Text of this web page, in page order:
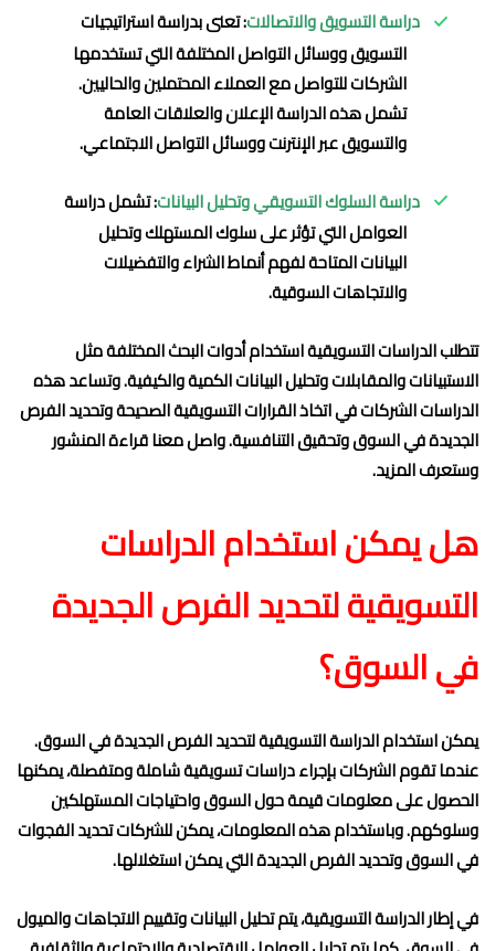
دراسة التسويق والاتصالات: تعنى بدراسة استراتيجيات
التسويق ووسائل التواصل المختلفة التي تستخدمها
الشركات للتواصل مع العملاء المحتملين والحاليين.
تشمل هذه الدراسة الإعلان والعلاقات العامة
والتسويق عبر الإنترنت ووسائل التواصل الاجتماعي.
دراسة السلوك التسويقي وتحليل البيانات: تشمل دراسة
العوامل التي تؤثر على سلوك المستهلك وتحليل
البيانات المتاحة لفهم أنماط الشراء والتفضيلات
والاتجاهات السوقية.
تتطلب الدراسات التسويقية استخدام أدوات البحث المختلفة مثل
الاستبيانات والمقابلات وتحليل البيانات الكمية والكيفية. وتساعد هذه
الدراسات الشركات في اتخاذ القرارات التسويقية الصحيحة وتحديد الفرص
الجديدة في السوق وتحقيق التنافسية. واصل معنا قراءة المنشور
وستعرف المزيد.
هل يمكن استخدام الدراسات
التسويقية لتحديد الفرص الجديدة
في السوق؟
يمكن استخدام الدراسة التسويقية لتحديد الفرص الجديدة في السوق.
عندما تقوم الشركات بإجراء دراسات تسويقية شاملة ومتفصلة، يمكنها
الحصول على معلومات قيمة حول السوق واحتياجات المستهلكين
وسلوكهم. وباستخدام هذه المعلومات، يمكن للشركات تحديد الفجوات
في السوق وتحديد الفرص الجديدة التي يمكن استغلالها.
في إطار الدراسة التسويقية، يتم تحليل البيانات وتقييم الاتجاهات والميول